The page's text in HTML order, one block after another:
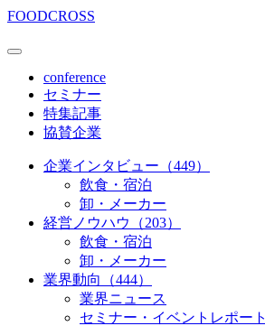
FOODCROSS
conference
セミナー
特集記事
協賛企業
企業インタビュー（449）
飲食・宿泊
卸・メーカー
経営ノウハウ（203）
飲食・宿泊
卸・メーカー
業界動向（444）
業界ニュース
セミナー・イベントレポート